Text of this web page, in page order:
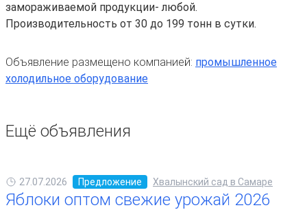
замораживаемой продукции- любой.
Производительность от 30 до 199 тонн в сутки.
Объявление размещено компанией: промышленное
холодильное оборудование
Ещё объявления
27.07.2026 Предложение Хвалынский сад в Самаре
Яблоки оптом свежие урожай 2026